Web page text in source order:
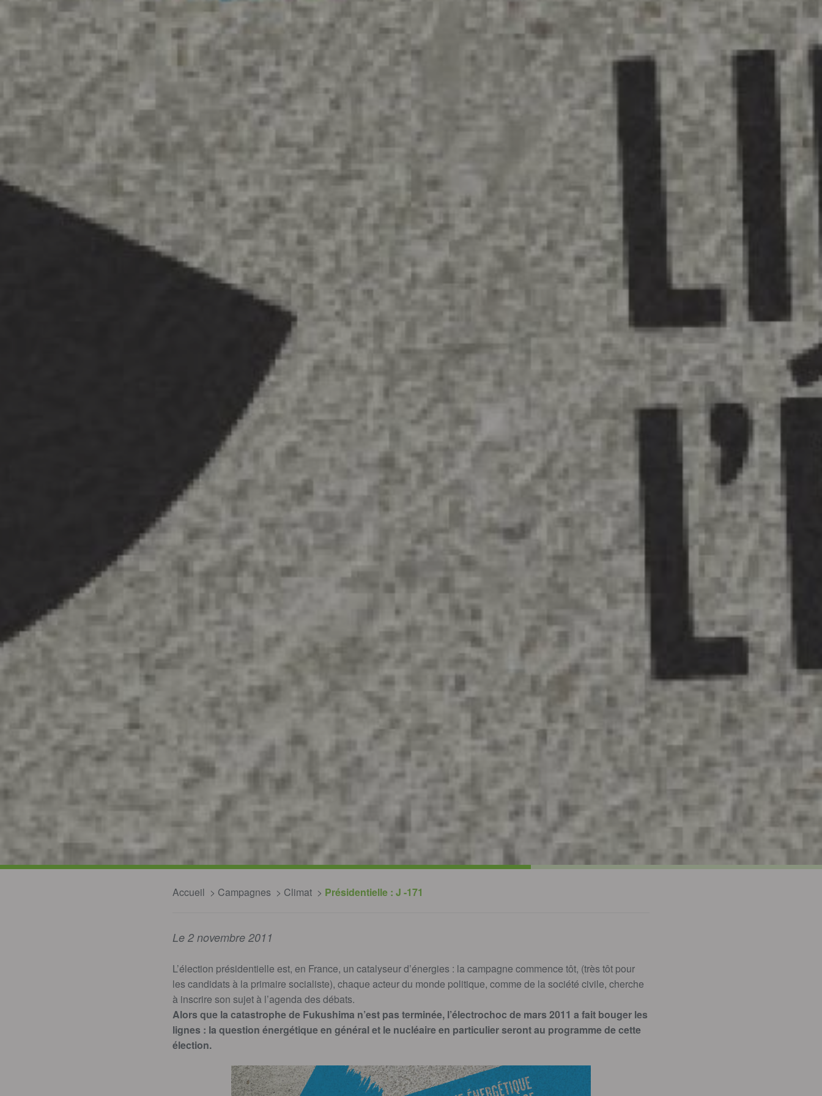
Accueil Campagnes Climat Présidentielle : J -171
Le 2 novembre 2011
L’élection présidentielle est, en France, un catalyseur d’énergies : la campagne commence tôt, (très tôt pour
les candidats à la primaire socialiste), chaque acteur du monde politique, comme de la société civile, cherche
à inscrire son sujet à l’agenda des débats.
Alors que la catastrophe de Fukushima n’est pas terminée, l’électrochoc de mars 2011 a fait bouger les
lignes : la question énergétique en général et le nucléaire en particulier seront au programme de cette
élection.